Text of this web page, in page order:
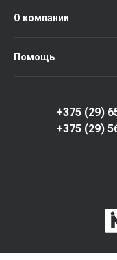
О компании
Помощь
+375 (29)
+375 (29)